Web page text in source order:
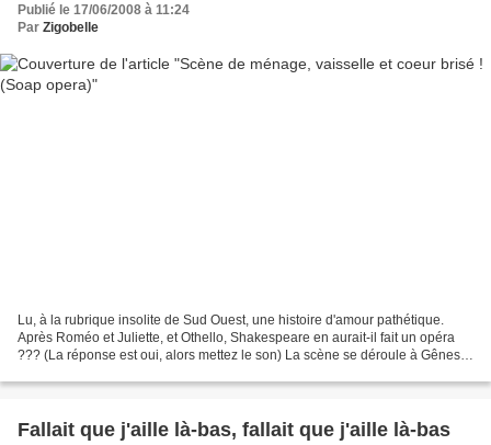
Publié le 17/06/2008 à 11:24
Par Zigobelle
Lu, à la rubrique insolite de Sud Ouest, une histoire d'amour pathétique.
Après Roméo et Juliette, et Othello, Shakespeare en aurait-il fait un opéra
??? (La réponse est oui, alors mettez le son) La scène se déroule à Gênes,
Fallait que j'aille là-bas, fallait que j'aille là-bas